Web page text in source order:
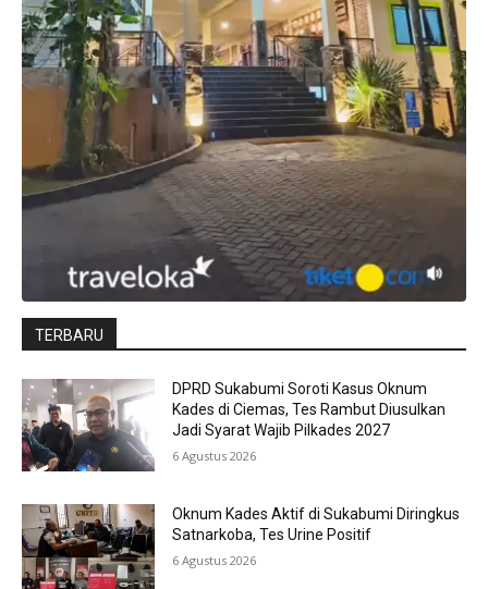
TERBARU
DPRD Sukabumi Soroti Kasus Oknum
Kades di Ciemas, Tes Rambut Diusulkan
Jadi Syarat Wajib Pilkades 2027
6 Agustus 2026
Oknum Kades Aktif di Sukabumi Diringkus
Satnarkoba, Tes Urine Positif
6 Agustus 2026